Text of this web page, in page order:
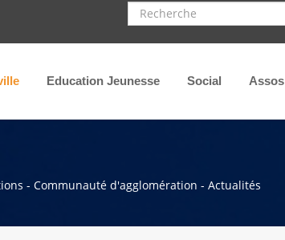
Recherche
Education Jeunesse Social Assos
- Communauté d'agglomération - Actualités